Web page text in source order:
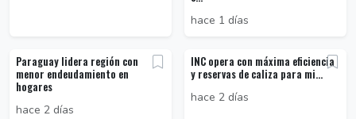
hace 1 días
Paraguay lidera región con
menor endeudamiento en
hogares
hace 2 días
INC opera con máxima eficiencia
y reservas de caliza para mi...
hace 2 días